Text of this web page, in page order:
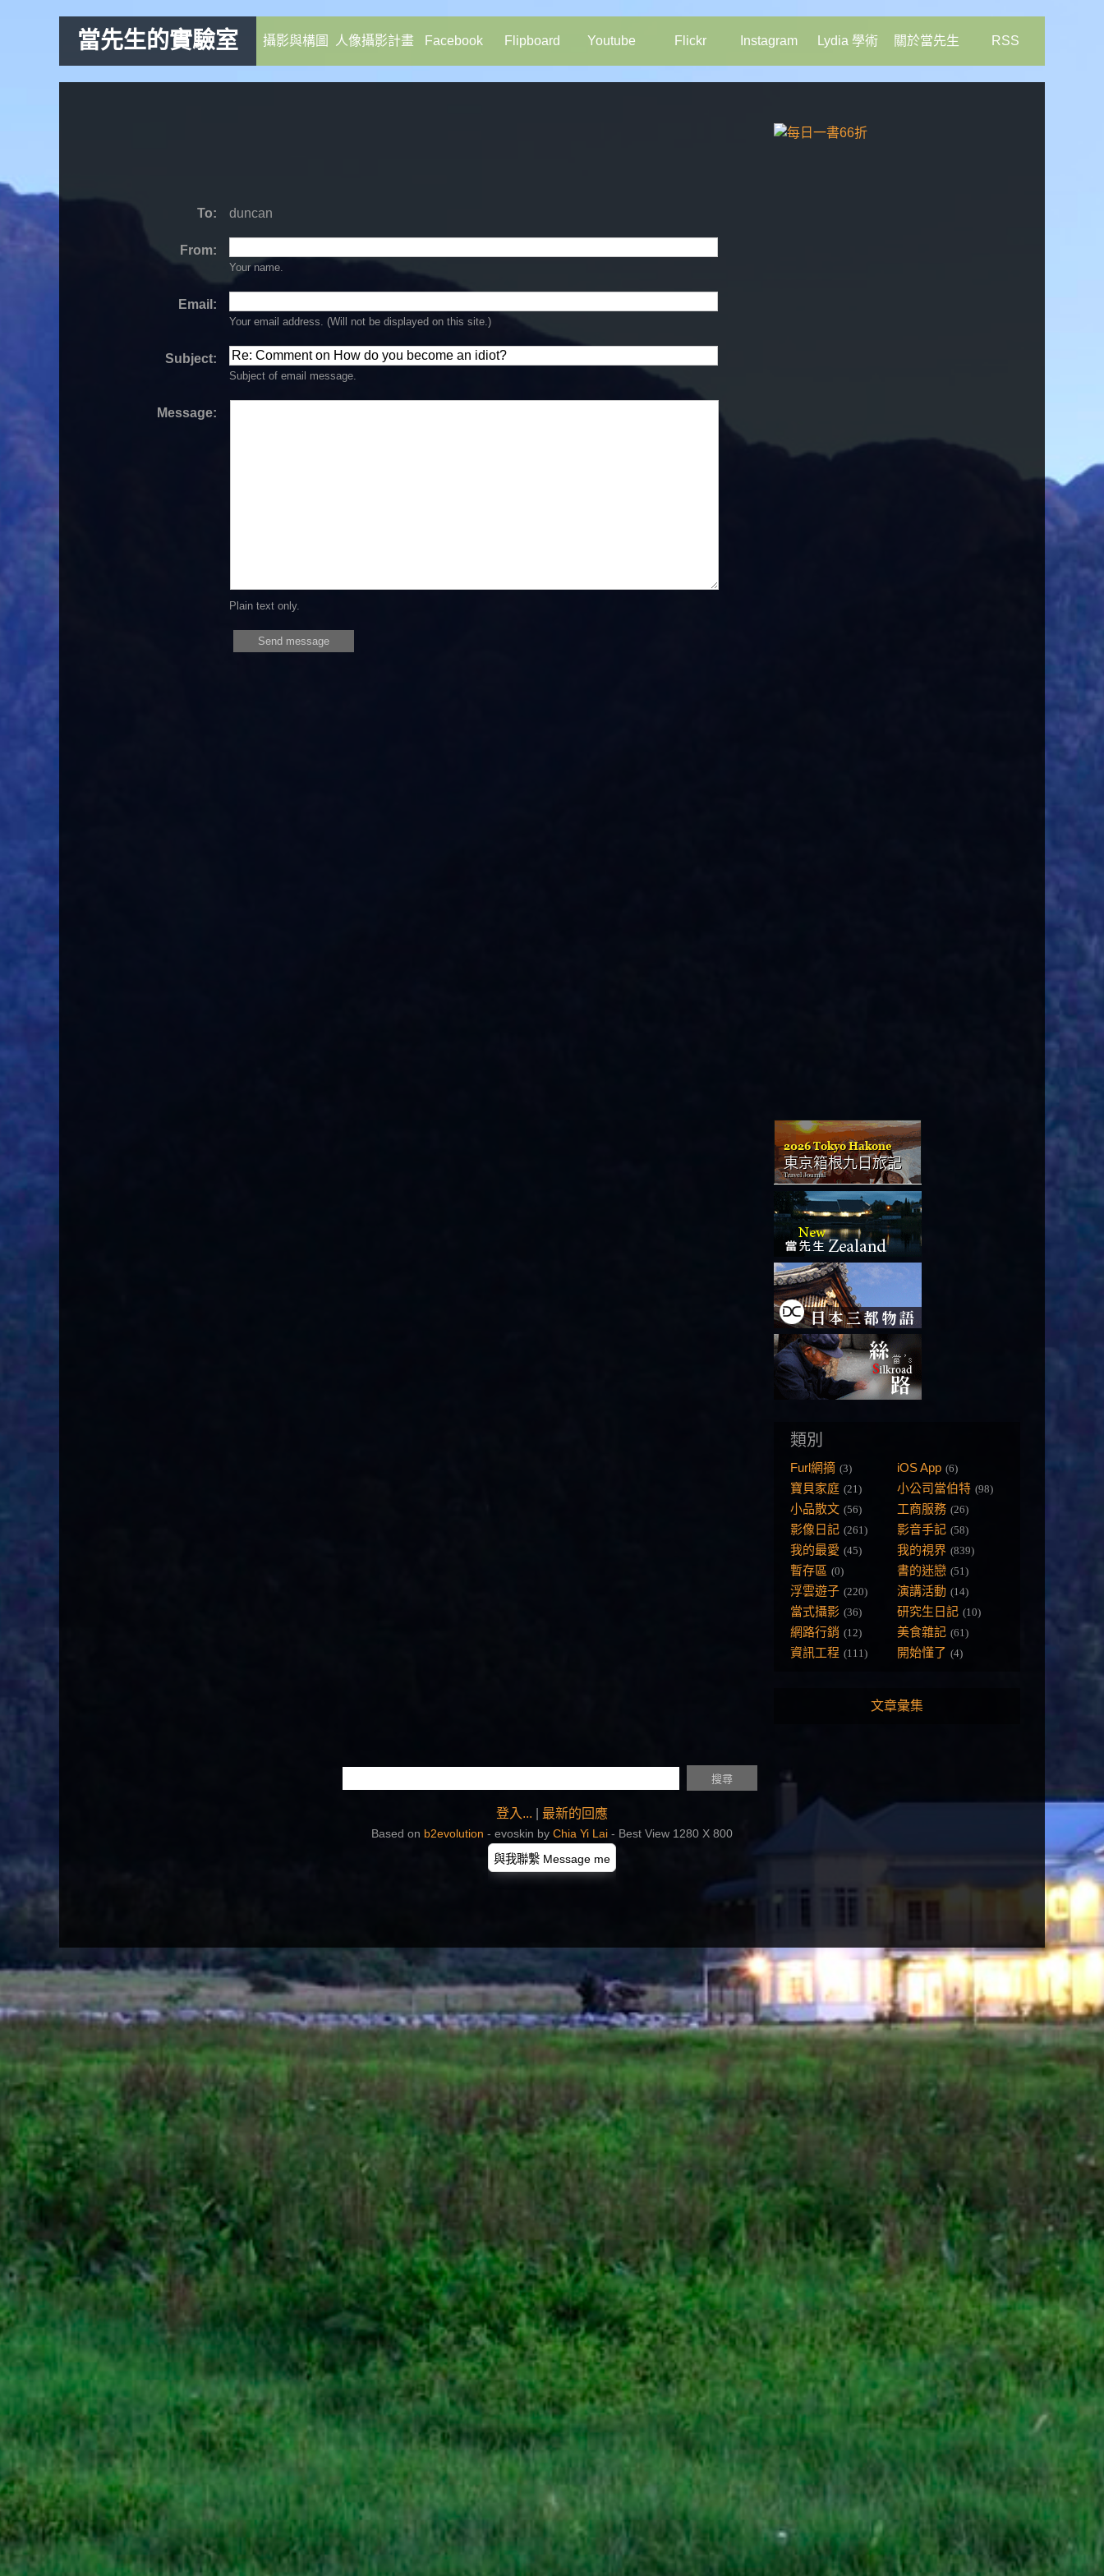
當先生的實驗室 攝影與構圖 人像攝影計畫 Facebook Flipboard Youtube Flickr Instagram Lydia 學術 關於當先生 RSS
To: duncan
From:
Your name.
Email:
Your email address. (Will not be displayed on this site.)
Subject:
Subject of email message.
Message:
Plain text only.
類別
Furl網摘 (3) iOS App (6)
寶貝家庭 (21) 小公司當伯特 (98)
小品散文 (56) 工商服務 (26)
影像日記 (261) 影音手記 (58)
我的最愛 (45) 我的視界 (839)
暫存區 (0) 書的迷戀 (51)
浮雲遊子 (220) 演講活動 (14)
當式攝影 (36) 研究生日記 (10)
網路行銷 (12) 美食雜記 (61)
資訊工程 (111) 開始懂了 (4)
文章彙集
登入... 最新的回應
Based on b2evolution - evoskin by Chia Yi Lai - Best View 1280 X 800
與我聯繫 Message me